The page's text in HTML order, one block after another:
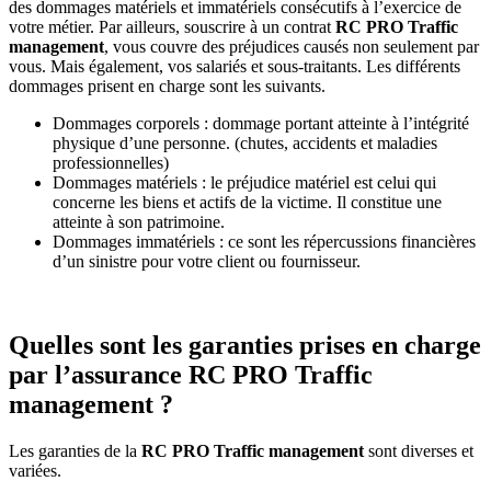
des dommages matériels et immatériels consécutifs à l’exercice de
votre métier. Par ailleurs, souscrire à un contrat RC PRO Traffic
management, vous couvre des préjudices causés non seulement par
vous. Mais également, vos salariés et sous-traitants. Les différents
dommages prisent en charge sont les suivants.
Dommages corporels : dommage portant atteinte à l’intégrité
physique d’une personne. (chutes, accidents et maladies
professionnelles)
Dommages matériels : le préjudice matériel est celui qui
concerne les biens et actifs de la victime. Il constitue une
atteinte à son patrimoine.
Dommages immatériels : ce sont les répercussions financières
d’un sinistre pour votre client ou fournisseur.
Quelles sont les garanties prises en charge
par l’assurance RC PRO Traffic
management ?
Les garanties de la RC PRO Traffic management sont diverses et
variées.